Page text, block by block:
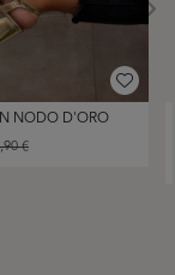
NODO D'ORO
€